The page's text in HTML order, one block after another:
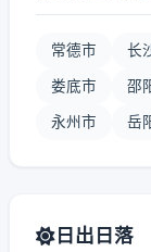
常德市 长
娄底市 邵
永州市 岳
日出日落